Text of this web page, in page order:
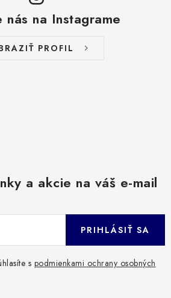
nás na Instagrame
PROFIL
a akcie na váš e-mail
s podmienkami ochrany osobných
PRIHLÁSIŤ SA